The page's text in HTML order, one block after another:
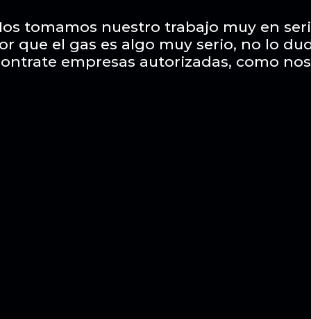
tomamos nuestro trabajo muy en
que el gas es algo muy serio, no lo
empresas autorizadas, como